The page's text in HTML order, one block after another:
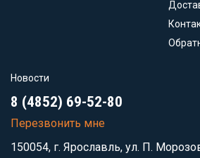
Новости
8 (4852) 69-52-80
Перезвонить мне
150054, г. Ярославль, ул. П.